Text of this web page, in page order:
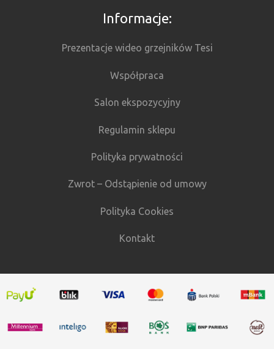
Informacje:
Prezentacje wideo grzejników Tesi
Współpraca
Salon ekspozycyjny
Regulamin sklepu
Polityka prywatności
Zwrot – Odstąpienie od umowy
Polityka Cookies
Kontakt